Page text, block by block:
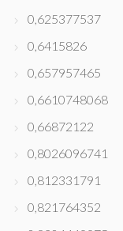
0,625377537
0,6415826
0,657957465
0,6610748068
0,66872122
0,8026096741
0,812331791
0,821764352